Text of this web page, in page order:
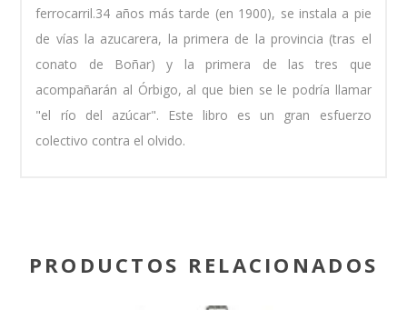
ferrocarril.34 años más tarde (en 1900), se instala a pie
de vías la azucarera, la primera de la provincia (tras el
conato de Boñar) y la primera de las tres que
acompañarán al Órbigo, al que bien se le podría llamar
"el río del azúcar". Este libro es un gran esfuerzo
colectivo contra el olvido.
PRODUCTOS RELACIONADOS